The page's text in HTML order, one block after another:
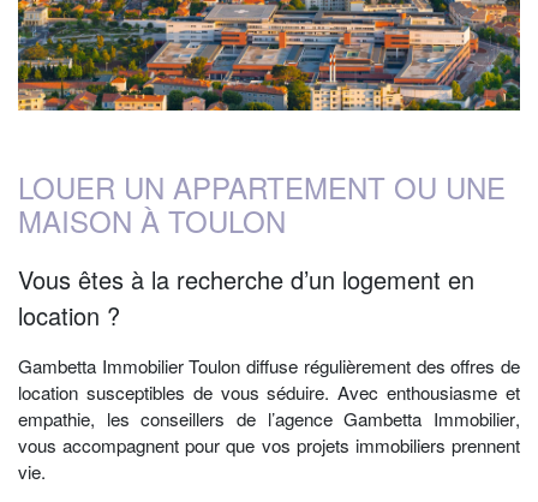
LOUER UN APPARTEMENT OU UNE
MAISON À TOULON
Vous êtes à la recherche d’un logement en
location ?
Gambetta Immobilier Toulon diffuse régulièrement des offres de
location susceptibles de vous séduire. Avec enthousiasme et
empathie, les conseillers de l’agenceGambetta Immobilier,
vous accompagnent pour que vos projets immobiliers prennent
vie.